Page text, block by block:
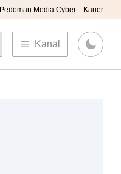
Pedoman Media Cyber Karier
Kanal